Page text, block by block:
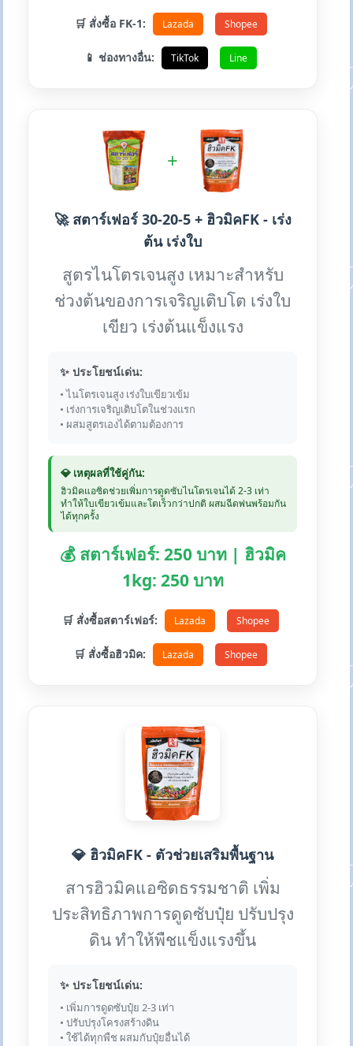
🛒 สั่งซื้อ FK-1: Lazada Shopee
📱 ช่องทางอื่น: TikTok Line
+
🚀 สตาร์เฟอร์ 30-20-5 + ฮิวมิคFK - เร่ง
ต้น เร่งใบ
สูตรไนโตรเจนสูง เหมาะสำหรับ
ช่วงต้นของการเจริญเติบโต เร่งใบ
เขียว เร่งต้นแข็งแรง
✨ ประโยชน์เด่น:
• ไนโตรเจนสูง เร่งใบเขียวเข้ม
• เร่งการเจริญเติบโตในช่วงแรก
• ผสมสูตรเองได้ตามต้องการ
💎 เหตุผลที่ใช้คู่กัน:
ฮิวมิคแอซิดช่วยเพิ่มการดูดซับไนโตรเจนได้ 2-3 เท่า
ทำให้ใบเขียวเข้มและโตเร็วกว่าปกติ ผสมฉีดพ่นพร้อมกัน
ได้ทุกครั้ง
💰 สตาร์เฟอร์: 250 บาท | ฮิวมิค
1kg: 250 บาท
🛒 สั่งซื้อสตาร์เฟอร์: Lazada Shopee
🛒 สั่งซื้อฮิวมิค: Lazada Shopee
💎 ฮิวมิคFK - ตัวช่วยเสริมพื้นฐาน
สารฮิวมิคแอซิดธรรมชาติ เพิ่ม
ประสิทธิภาพการดูดซับปุ๋ย ปรับปรุง
ดิน ทำให้พืชแข็งแรงขึ้น
✨ ประโยชน์เด่น:
• เพิ่มการดูดซับปุ๋ย 2-3 เท่า
• ปรับปรุงโครงสร้างดิน
• ใช้ได้ทุกพืช ผสมกับปุ๋ยอื่นได้